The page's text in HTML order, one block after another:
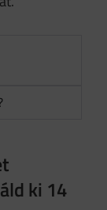
ki 14